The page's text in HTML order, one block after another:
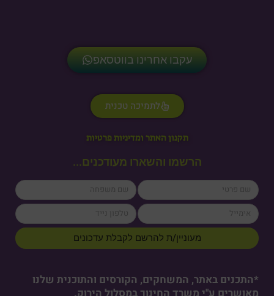
עקבו אחרינו בווטסאפ
לתמיכה טכנית
תקנון האתר ומדיניות פרטיות
*התכנים באתר, המשחקים, הקורסים והתוכנית שלנו
הרשמו והשארו מעודכנים...
firstName
lastName
email
cellPhone
מעוניין/ת להרשם לקבלת עדכונים